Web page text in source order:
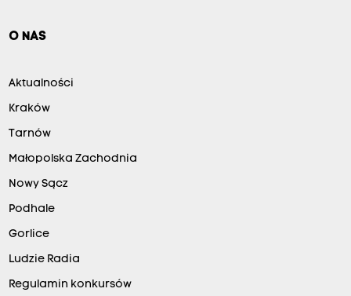
O NAS
Aktualności
Kraków
Tarnów
Małopolska Zachodnia
Nowy Sącz
Podhale
Gorlice
Ludzie Radia
Regulamin konkursów